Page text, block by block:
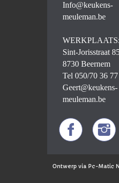
Info@keukens-
meuleman.be
WERKPLAATS:
Sint-Jorisstraat
8730 Beernem
Tel 050/70 36 77
Geert@keukens-
meuleman.be
Ontwerp via Pc-Matic